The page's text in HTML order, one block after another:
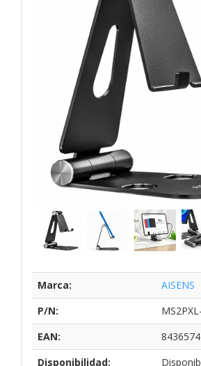
Marca:
AISENS
P/N:
EAN:
Disponibilidad: